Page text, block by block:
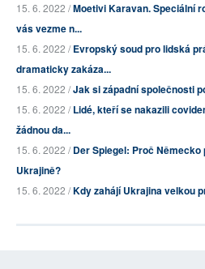
15. 6. 2022 /Moetivi Karavan. Speciální
vás vezme n...
15. 6. 2022 /Evropský soud pro lidská
dramaticky zakáza...
15. 6. 2022 /Jak si západní společnosti
15. 6. 2022 /Lidé, kteří se nakazili
žádnou da...
15. 6. 2022 /Der Spiegel: Proč
Ukrajině?
15. 6. 2022 /Kdy zahájí Ukrajina velkou